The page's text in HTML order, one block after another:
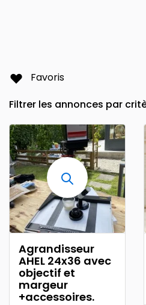
Favoris
Agrandisseur
AHEL 24x36 avec
objectif et
margeur
+accessoires.